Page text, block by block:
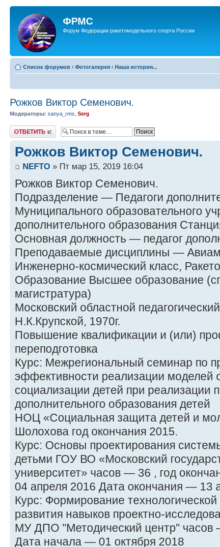
ФРМС
Форум Федерации ракетомодельного спорта России
Список форумов ‹ Фотогалерея ‹ Наша история...
Рожков Виктор Семенович.
Модераторы: sanya_rms Serg
Ответить
Рожков Виктор Семенович.
NEFTO » Пт мар 15, 2019 16:04
Рожков Виктор Семенович.
Подразделение — Педагоги
Муниципального образовательного
дополнительного образования
Основная должность — педагог
Преподаваемые дисциплины —
Инженерно-космический класс,
Образование Высшее образование
магистратура)
Московский областной
Н.К.Крупской, 1970г.
Повышение квалификации и (или)
переподготовка
Курс: Межрегиональный семинар по
эффективности реализации моделей
социализации детей при реализации
дополнительного образования детей
НОЦ «Социальная защита детей и
Шолохова год окончания 2015.
Курс: Основы проектирования
детьми ГОУ ВО «Московский
университет» часов — 36 , год
04 апреля 2016 Дата окончания — 13
Курс: Формирование
развития навыков проектно-
МУ ДПО "Методический центр" часов
Дата начала — 01 октября 2018